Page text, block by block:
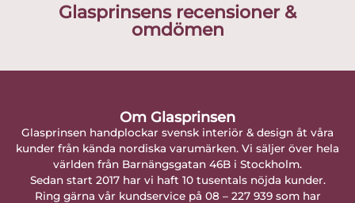
Glasprinsens recensioner &
omdömen
Om Glasprinsen
Glasprinsen handplockar svensk interiör & design åt våra
kunder från kända nordiska varumärken. Vi säljer över hela
världen från Barnängsgatan 46B i Stockholm.
Sedan start 2017 har vi haft 10 tusentals nöjda kunder.
Ring gärna vår kundservice på 08 – 227 939 som har